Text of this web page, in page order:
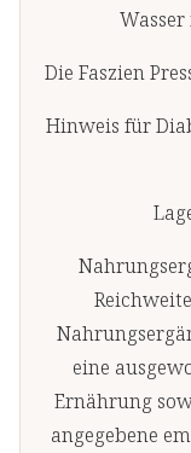
Die Faszien
Hinweis für
eine
Ernährung
angegebene